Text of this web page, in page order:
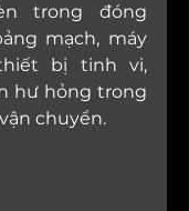
trong đóng
mạch, máy
bị tinh vi,
hư hỏng trong
chuyển.